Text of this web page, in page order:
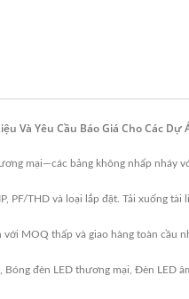
Và Yêu Cầu Báo Giá Cho Các Dự
mại—các bảng không nhấp nháy
PF/THD và loại lắp đặt. Tải xuống
MOQ thấp và giao hàng toàn cầu
Bóng đèn LED thương mại Đèn LED